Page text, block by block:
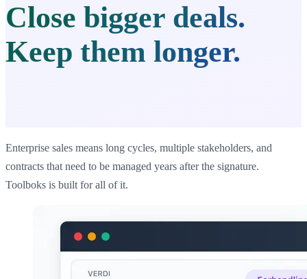
Close bigger deals.
Keep them longer.
Enterprise sales means long cycles, multiple stakeholders, and
contracts that need to be managed years after the signature.
Toolboks is built for all of it.